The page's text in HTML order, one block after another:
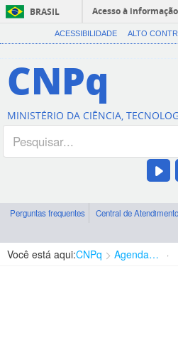
BRASIL
Acesso à informação
ACESSIBILIDADE ALTO
CNPq
MINISTÉRIO DA CIÊNCIA,
Perguntas frequentes Central de Atendimento
Você está aqui:CNPq Agenda de autoridades